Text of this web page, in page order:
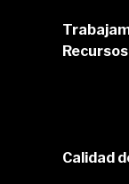
Calidad